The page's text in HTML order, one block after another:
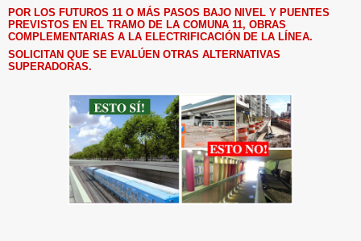
POR LOS FUTUROS 11 O MÁS PASOS BAJO NIVEL Y PUENTES
PREVISTOS EN EL TRAMO DE LA COMUNA 11, OBRAS
COMPLEMENTARIAS A LA ELECTRIFICACIÓN DE LA LÍNEA.
SOLICITAN QUE SE EVALÚEN OTRAS ALTERNATIVAS
SUPERADORAS.